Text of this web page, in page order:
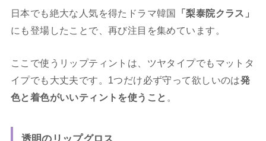
日本でも絶大な人気を得たドラマ韓国
「梨泰院クラス」
にも登場したことで、再び注目を集めています。
ここで使うリップティントは、ツヤタイプでもマットタ
イプでも大丈夫です。1つだけ必ず守って欲しいのは発
色と着色がいいティントを使うこと 。